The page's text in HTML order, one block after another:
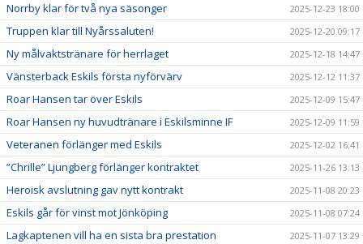
Norrby klar för två nya säsonger 2025-12-23 18:00
Truppen klar till Nyårssaluten! 2025-12-20 09:17
Ny målvaktstränare för herrlaget 2025-12-18 14:47
Vänsterback Eskils första nyförvärv 2025-12-12 11:37
Roar Hansen tar över Eskils 2025-12-09 15:47
Roar Hansen ny huvudtränare i Eskilsminne IF 2025-12-09 11:59
Veteranen förlänger med Eskils 2025-12-02 16:41
”Chrille” Ljungberg förlänger kontraktet 2025-11-26 13:13
Heroisk avslutning gav nytt kontrakt 2025-11-08 20:23
Eskils går för vinst mot Jönköping 2025-11-08 07:24
Lagkaptenen vill ha en sista bra prestation 2025-11-07 13:29